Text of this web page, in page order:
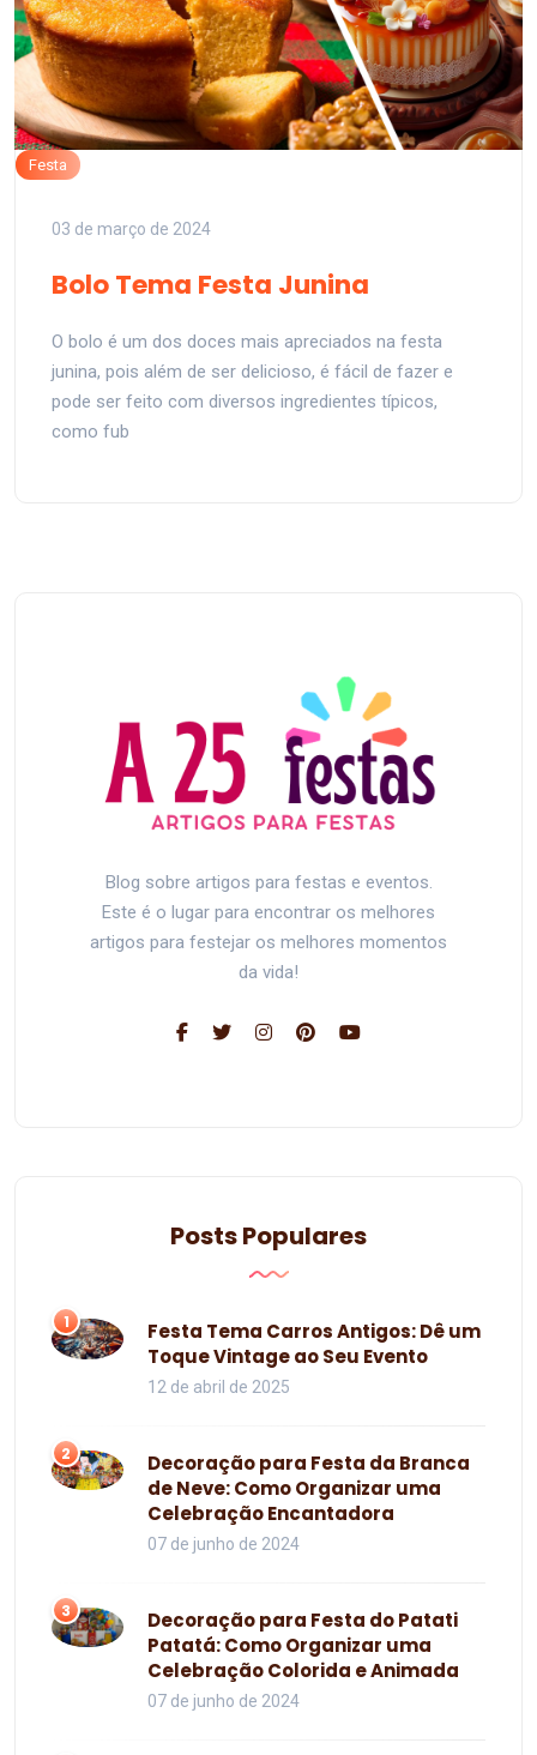
Festa
03 de março de 2024
Bolo Tema Festa Junina
O bolo é um dos doces mais apreciados na festa
junina, pois além de ser delicioso, é fácil de fazer e
pode ser feito com diversos ingredientes típicos,
como fub
Blog sobre artigos para festas e eventos.
Este é o lugar para encontrar os melhores
artigos para festejar os melhores momentos
da vida!
Posts Populares
1
Festa Tema Carros Antigos: Dê um
Toque Vintage ao Seu Evento
12 de abril de 2025
2
Decoração para Festa da Branca
de Neve: Como Organizar uma
Celebração Encantadora
07 de junho de 2024
3
Decoração para Festa do Patati
Patatá: Como Organizar uma
Celebração Colorida e Animada
07 de junho de 2024